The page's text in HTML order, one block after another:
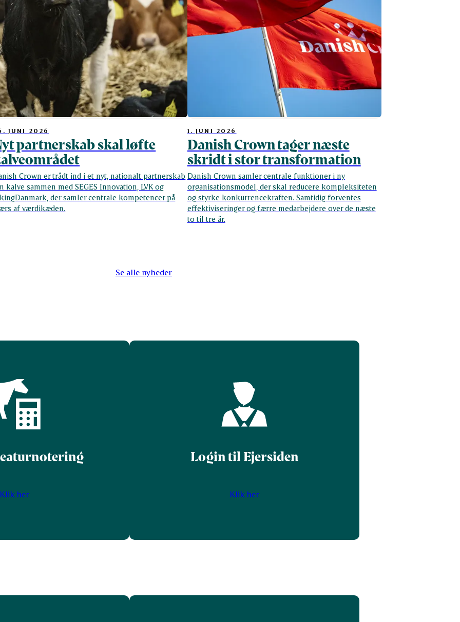
JUNI 2026
partnerskab skal løfte
Crown er trådt ind i et nyt, nationalt partnerskab
kalve sammen med SEGES Innovation, LVK og
der samler centrale kompetencer på
af værdikæden.
1. JUNI 2026
Danish Crown tager næste
skridt i stor transformation
Danish Crown samler centrale funktioner i ny
organisationsmodel, der skal reducere kompleksiteten
og styrke konkurrencekraften. Samtidig forventes
effektiviseringer og færre medarbejdere over de næste
to til tre år.
Se alle nyheder
her
Login til Ejersiden
Klik her